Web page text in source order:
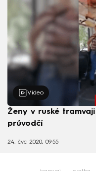
Video
Ženy v ruské
průvodčí
24. čvc 2020, 09:55